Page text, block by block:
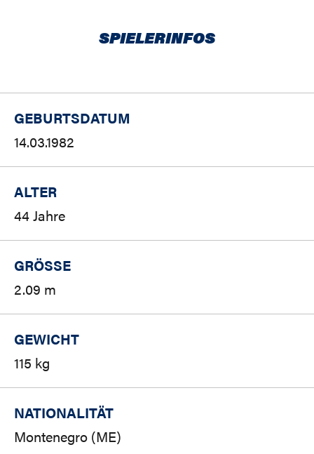
SPIELERINFOS
GEBURTSDATUM
14.03.1982
ALTER
44 Jahre
GRÖSSE
2.09 m
GEWICHT
115 kg
NATIONALITÄT
Montenegro (ME)